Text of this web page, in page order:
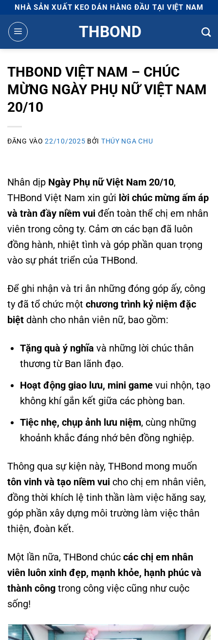
qua
nội
NHÀ SẢN XUẤT KEO DÁN HÀNG ĐẦU TẠI VIỆT NAM
THBOND
THBOND VIỆT NAM – CHÚC
MỪNG NGÀY PHỤ NỮ VIỆT NAM
20/10
ĐĂNG VÀO22/10/2025 BỞI THÚY NGA CHU
Nhân dịp Ngày Phụ nữ Việt Nam 20/10,
THBond Việt Nam xin gửi lời chúc mừng ấm áp
và tràn đầy niềm vui đến toàn thể chị em nhân
viên trong công ty. Cảm ơn các bạn đã luôn
đồng hành, nhiệt tình và góp phần quan trọng
vào sự phát triển của THBond.
Để ghi nhận và tri ân những đóng góp ấy, công
ty đã tổ chức một chương trình kỷ niệm đặc
biệt dành cho nhân viên nữ, bao gồm:
Tặng quà ý nghĩa và những lời chúc thân
thương từ Ban lãnh đạo.
Hoạt động giao lưu, mini game vui nhộn, tạo
không khí gắn kết giữa các phòng ban.
Tiệc nhẹ, chụp ảnh lưu niệm, cùng những
khoảnh khắc đáng nhớ bên đồng nghiệp.
Thông qua sự kiện này, THBond mong muốn
tôn vinh và tạo niềm vui cho chị em nhân viên,
đồng thời khích lệ tinh thần làm việc hăng say,
góp phần xây dựng môi trường làm việc thân
thiện, đoàn kết.
Một lần nữa, THBond chúc các chị em nhân
viên luôn xinh đẹp, mạnh khỏe, hạnh phúc và
thành công trong công việc cũng như cuộc
sống!